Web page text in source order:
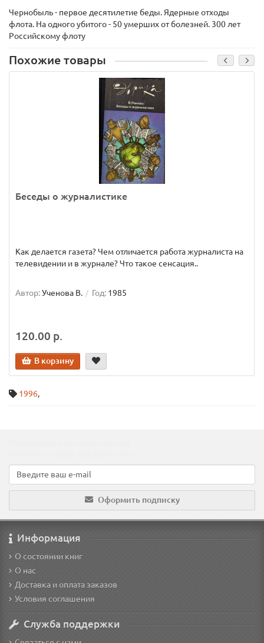
Чернобыль - первое десятилетие беды. Ядерные отходы
флота. На одного убитого - 50 умерших от болезней. 300 лет
Российскому флоту
Похожие товары
Беседы о журналистике
Как делается газета? Чем отличается работа журналиста на
телевидении и в журнале? Что такое сенсация..
Автор:Ученова В. Год: 1985
120.00 р.
В корзину
1996,
Оформить подписку
Информация
О состоянии книг
О нас
Доставка и оплата заказов
Условия соглашения
Служба поддержки